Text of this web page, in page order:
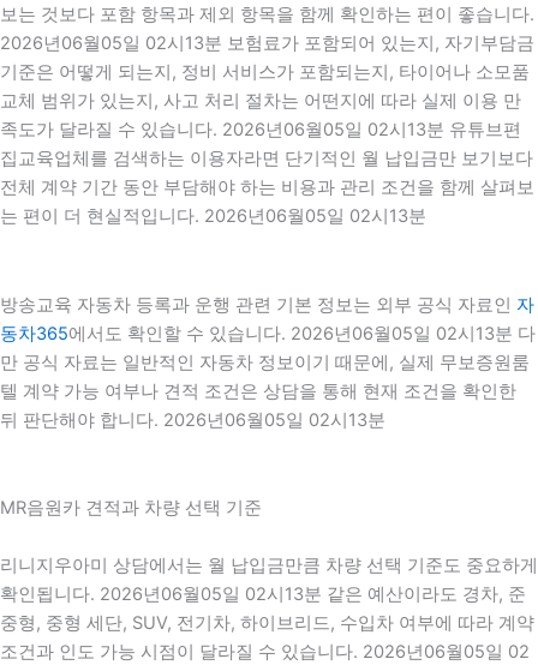
보는 것보다 포함 항목과 제외 항목을 함께 확인하는 편이 좋습니다.
2026년06월05일 02시13분 보험료가 포함되어 있는지, 자기부담금
기준은 어떻게 되는지, 정비 서비스가 포함되는지, 타이어나 소모품
교체 범위가 있는지, 사고 처리 절차는 어떤지에 따라 실제 이용 만
족도가 달라질 수 있습니다. 2026년06월05일 02시13분 유튜브편
집교육업체를 검색하는 이용자라면 단기적인 월 납입금만 보기보다
전체 계약 기간 동안 부담해야 하는 비용과 관리 조건을 함께 살펴보
는 편이 더 현실적입니다. 2026년06월05일 02시13분
방송교육 자동차 등록과 운행 관련 기본 정보는 외부 공식 자료인 자
동차365에서도 확인할 수 있습니다. 2026년06월05일 02시13분 다
만 공식 자료는 일반적인 자동차 정보이기 때문에, 실제 무보증원룸
텔 계약 가능 여부나 견적 조건은 상담을 통해 현재 조건을 확인한
뒤 판단해야 합니다. 2026년06월05일 02시13분
MR음원카 견적과 차량 선택 기준
리니지우아미 상담에서는 월 납입금만큼 차량 선택 기준도 중요하게
확인됩니다. 2026년06월05일 02시13분 같은 예산이라도 경차, 준
중형, 중형 세단, SUV, 전기차, 하이브리드, 수입차 여부에 따라 계약
조건과 인도 가능 시점이 달라질 수 있습니다. 2026년06월05일 02